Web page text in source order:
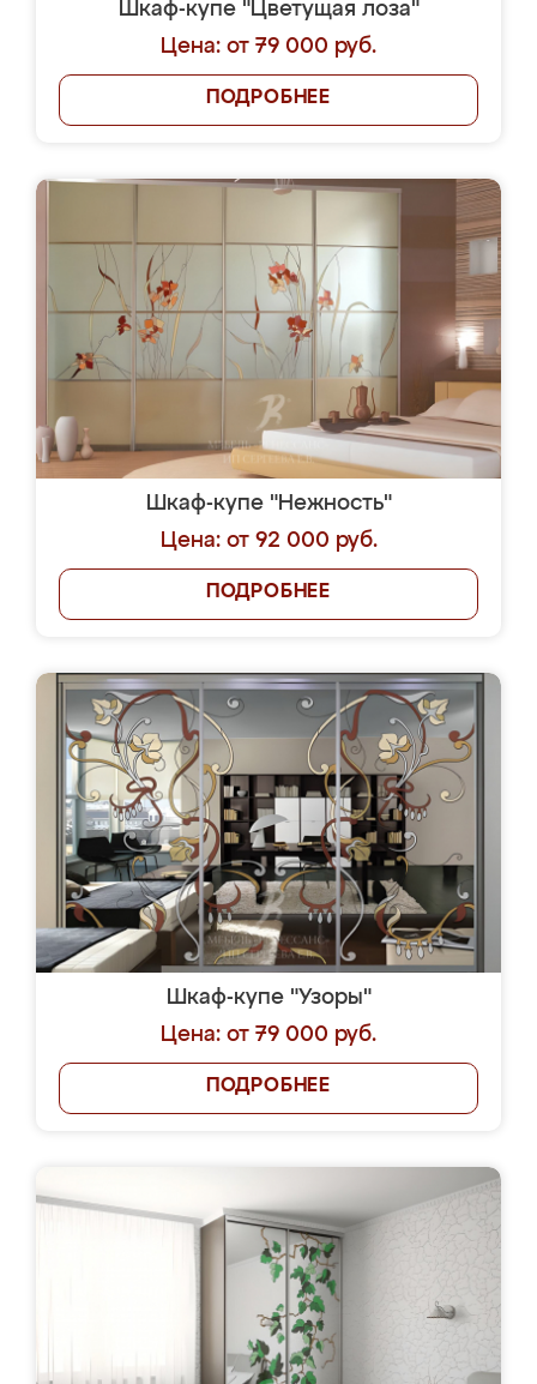
Шкаф-купе "Цветущая лоза"
Цена: от 79 000 руб.
ПОДРОБНЕЕ
Шкаф-купе "Нежность"
Цена: от 92 000 руб.
ПОДРОБНЕЕ
Шкаф-купе "Узоры"
Цена: от 79 000 руб.
ПОДРОБНЕЕ